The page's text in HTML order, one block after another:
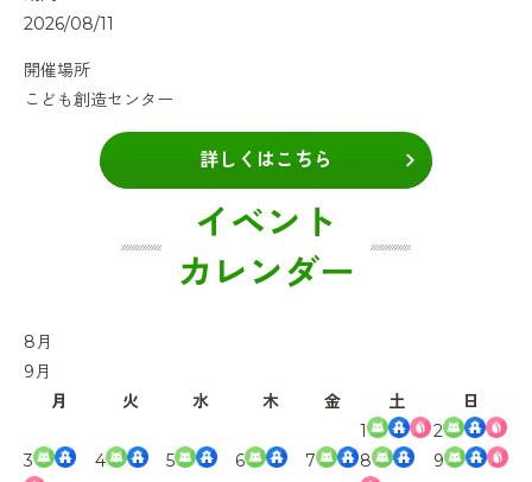
2026/08/11
開催場所
こども創造センター
詳しくはこちら
イベント
カレンダー
8月
9月
月
火 水 木 金 土
日
1
2
3
4 5 6 7 8 9